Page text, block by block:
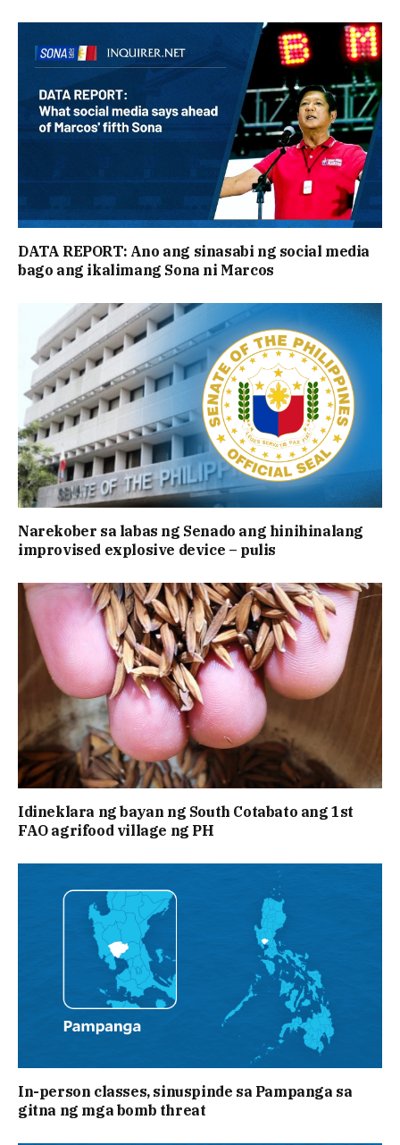
DATA REPORT: Ano ang sinasabi ng social media
bago ang ikalimang Sona ni Marcos
Narekober sa labas ng Senado ang hinihinalang
improvised explosive device – pulis
Idineklara ng bayan ng South Cotabato ang 1st
FAO agrifood village ng PH
In-person classes, sinuspinde sa Pampanga sa
gitna ng mga bomb threat